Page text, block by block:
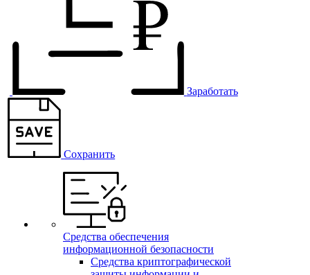
Заработать
Сохранить
Средства обеспечения
информационной безопасности
Средства криптографической